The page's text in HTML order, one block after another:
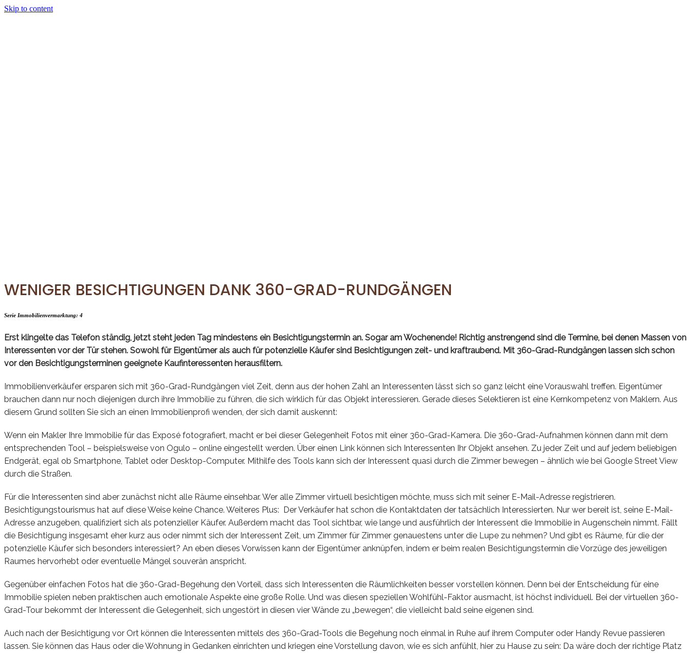
Skip to content
WENIGER BESICHTIGUNGEN DANK 360-GRAD-RUNDGÄNGEN
Serie Immobilienvermarktung: 4
Erst klingelte das Telefon ständig, jetzt steht jeden Tag mindestens ein Besichtigungstermin an. Sogar am Wochenende! Richtig anstrengend sind die Termine, bei denen Massen von
Interessenten vor der Tür stehen. Sowohl für Eigentümer als auch für potenzielle Käufer sind Besichtigungen zeit- und kraftraubend. Mit 360-Grad-Rundgängen lassen sich schon
vor den Besichtigungsterminen geeignete Kaufinteressenten herausfiltern.
Immobilienverkäufer ersparen sich mit 360-Grad-Rundgängen viel Zeit, denn aus der hohen Zahl an Interessenten lässt sich so ganz leicht eine Vorauswahl treffen. Eigentümer
brauchen dann nur noch diejenigen durch ihre Immobilie zu führen, die sich wirklich für das Objekt interessieren. Gerade dieses Selektieren ist eine Kernkompetenz von Maklern. Aus
diesem Grund sollten Sie sich an einen Immobilienprofi wenden, der sich damit auskennt:
Wenn ein Makler Ihre Immobilie für das Exposé fotografiert, macht er bei dieser Gelegenheit Fotos mit einer 360-Grad-Kamera. Die 360-Grad-Aufnahmen können dann mit dem
entsprechenden Tool – beispielsweise von Ogulo – online eingestellt werden. Über einen Link können sich Interessenten Ihr Objekt ansehen. Zu jeder Zeit und auf jedem beliebigen
Endgerät, egal ob Smartphone, Tablet oder Desktop-Computer. Mithilfe des Tools kann sich der Interessent quasi durch die Zimmer bewegen – ähnlich wie bei Google Street View
durch die Straßen.
Für die Interessenten sind aber zunächst nicht alle Räume einsehbar. Wer alle Zimmer virtuell besichtigen möchte, muss sich mit seiner E-Mail-Adresse registrieren.
Besichtigungstourismus hat auf diese Weise keine Chance. Weiteres Plus: Der Verkäufer hat schon die Kontaktdaten der tatsächlich Interessierten. Nur wer bereit ist, seine E-Mail-
Adresse anzugeben, qualifiziert sich als potenzieller Käufer. Außerdem macht das Tool sichtbar, wie lange und ausführlich der Interessent die Immobilie in Augenschein nimmt. Fällt
die Besichtigung insgesamt eher kurz aus oder nimmt sich der Interessent Zeit, um Zimmer für Zimmer genauestens unter die Lupe zu nehmen? Und gibt es Räume, für die der
potenzielle Käufer sich besonders interessiert? An eben dieses Vorwissen kann der Eigentümer anknüpfen, indem er beim realen Besichtigungstermin die Vorzüge des jeweiligen
Raumes hervorhebt oder eventuelle Mängel souverän anspricht.
Gegenüber einfachen Fotos hat die 360-Grad-Begehung den Vorteil, dass sich Interessenten die Räumlichkeiten besser vorstellen können. Denn bei der Entscheidung für eine
Immobilie spielen neben praktischen auch emotionale Aspekte eine große Rolle. Und was diesen speziellen Wohlfühl-Faktor ausmacht, ist höchst individuell. Bei der virtuellen 360-
Grad-Tour bekommt der Interessent die Gelegenheit, sich ungestört in diesen vier Wände zu „bewegen“, die vielleicht bald seine eigenen sind.
Auch nach der Besichtigung vor Ort können die Interessenten mittels des 360-Grad-Tools die Begehung noch einmal in Ruhe auf ihrem Computer oder Handy Revue passieren
lassen. Sie können das Haus oder die Wohnung in Gedanken einrichten und kriegen eine Vorstellung davon, wie es sich anfühlt, hier zu Hause zu sein: Da wäre doch der richtige Platz